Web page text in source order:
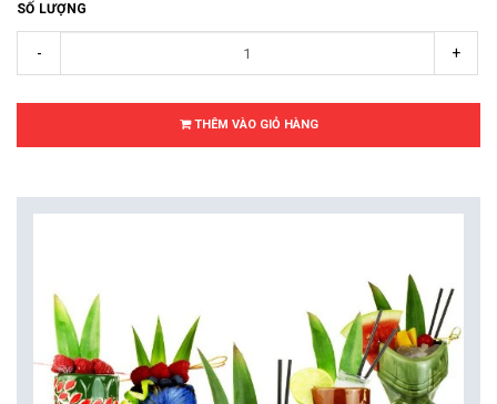
SỐ LƯỢNG
- +
THÊM VÀO GIỎ HÀNG